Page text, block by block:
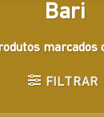
Bari
marcados
FILTRAR